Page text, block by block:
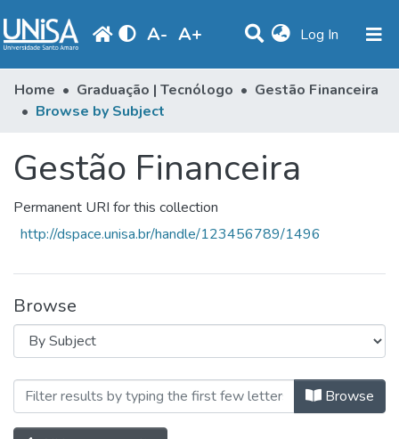
A- A+ Log In (current)
Communities & Collections
Produção Docente
Periodicals
Home Graduação | Tecnólogo
Gestão Financeira
Browse by Subject
Gestão Financeira
Permanent URI for this collection
http://dspace.unisa.br/handle/123456789/1496
Browse
Browsing Gestão Financeira by
Browse